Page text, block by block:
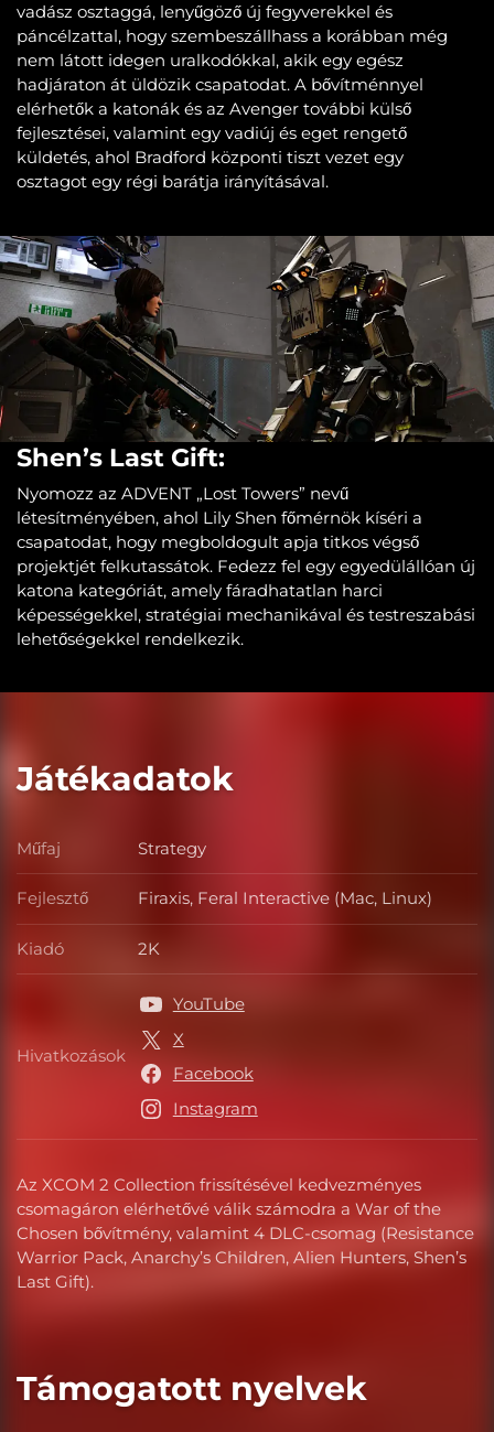
vadász osztaggá, lenyűgöző új fegyverekkel és
páncélzattal, hogy szembeszállhass a korábban még
nem látott idegen uralkodókkal, akik egy egész
hadjáraton át üldözik csapatodat. A bővítménnyel
elérhetők a katonák és az Avenger további külső
fejlesztései, valamint egy vadiúj és eget rengető
küldetés, ahol Bradford központi tiszt vezet egy
osztagot egy régi barátja irányításával.
Shen’s Last Gift:
Nyomozz az ADVENT „Lost Towers” nevű
létesítményében, ahol Lily Shen főmérnök kíséri a
csapatodat, hogy megboldogult apja titkos végső
projektjét felkutassátok. Fedezz fel egy egyedülállóan új
katona kategóriát, amely fáradhatatlan harci
képességekkel, stratégiai mechanikával és testreszabási
lehetőségekkel rendelkezik.
Játékadatok
Az XCOM 2 Collection frissítésével kedvezményes
csomagáron elérhetővé válik számodra a War of the
Chosen bővítmény, valamint 4 DLC-csomag (Resistance
Warrior Pack, Anarchy’s Children, Alien Hunters, Shen’s
Last Gift).
Műfaj Műfaj
Strategy
Fejlesztő Fejlesztő
Firaxis, Feral Interactive (Mac, Linux)
Kiadó Kiadó
2K
Hivatkozások Hivatkozások
YouTube
X
Facebook
Instagram
Támogatott nyelvek